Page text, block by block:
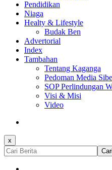
Pendidikan
Niaga
Healty & Lifestyle
Budak Ben
Advertorial
Index
Tambahan
Tentang Kaganga
Pedoman Media
SOP Perlindungan
Visi & Misi
Video
x
Cari